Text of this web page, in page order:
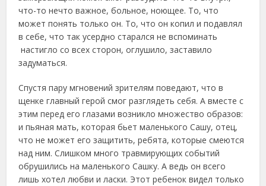
что-то нечто важное, больное, ноющее. То, что
может понять только он. То, что он копил и подавлял
в себе, что так усердно старался не вспоминать
настигло со всех сторон, оглушило, заставило
задуматься.
Спустя пару мгновений зрителям поведают, что в
щенке главный герой смог разглядеть себя. А вместе с
этим перед его глазами возникло множество образов:
и пьяная мать, которая бьет маленького Сашу, отец,
что не может его защитить, ребята, которые смеются
над ним. Слишком много травмирующих событий
обрушились на маленького Сашку. А ведь он всего
лишь хотел любви и ласки. Этот ребенок видел только